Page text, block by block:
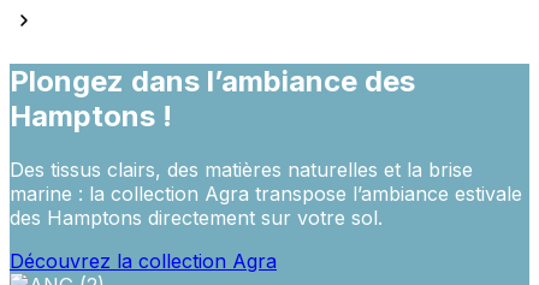
Plongez dans l’ambiance des
Hamptons !
Des tissus clairs, des matières naturelles et la brise
marine : la collection Agra transpose l’ambiance estivale
des Hamptons directement sur votre sol.
Découvrez la collection Agra